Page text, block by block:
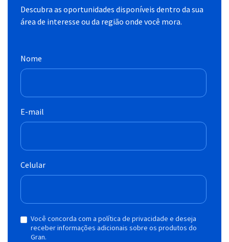
Descubra as oportunidades disponíveis dentro da sua
área de interesse ou da região onde você mora.
Nome
E-mail
Celular
Você concorda com a política de privacidade e deseja
receber informações adicionais sobre os produtos do
Gran.